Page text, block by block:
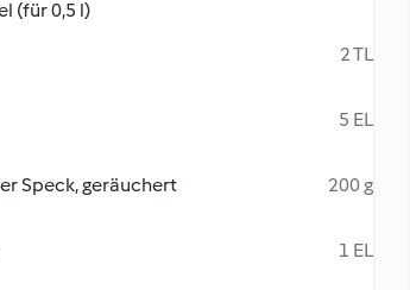
(für 0,5 l)
2 TL
5 EL
Speck, geräuchert 200 g
1 EL